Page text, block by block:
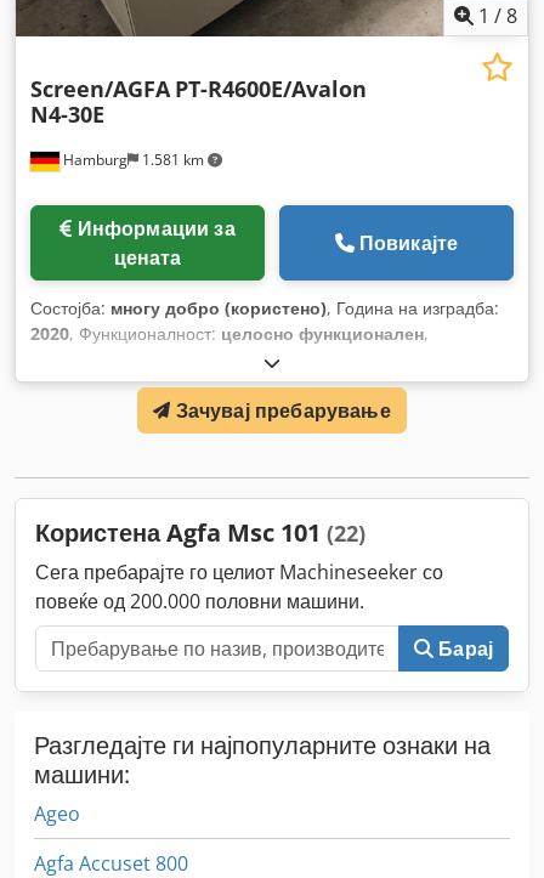
1 /8
Hamburg 1.581 km
Screen/AGFA PT-R4600E/Avalon
N4-30E
цената
Повикајте
Состојба: многу добро (користено), Година на изградба:
2020, Функционалност: целосно функционален,
Зачувај пребарување
Користена Agfa Msc 101 (22)
Сега пребарајте го целиот Machineseeker со
повеќе од 200.000 половни машини.
Барај
Разгледајте ги најпопуларните ознаки на
машини:
Ageo
Agfa Accuset 800